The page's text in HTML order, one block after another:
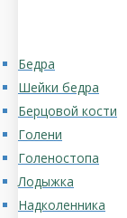
Бедра
Шейки бедра
Берцовой кости
Голени
Голеностопа
Лодыжка
Надколенника